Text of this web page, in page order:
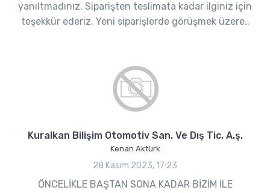
yanıltmadınız. Siparişten teslimata kadar ilginiz için
teşekkür ederiz. Yeni siparişlerde görüşmek üzere..
Kuralkan Bilişim Otomotiv San. Ve Dış Tic. A.ş.
Kenan Aktürk
28 Kasım 2023, 17:23
ÖNCELİKLE BAŞTAN SONA KADAR BİZİM İLE